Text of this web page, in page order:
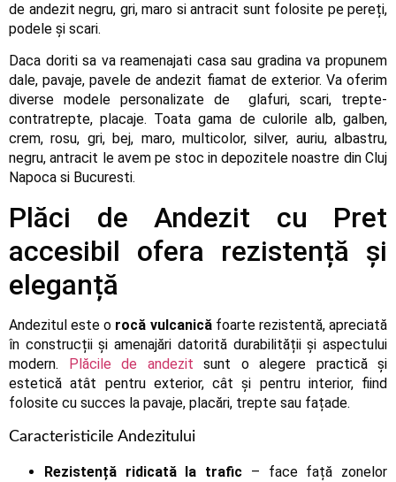
de andezit negru, gri, maro si antracit sunt folosite pe pereți,
podele și scari.
Daca doriti sa va reamenajati casa sau gradina va propunem
dale, pavaje, pavele de andezit fiamat de exterior. Va oferim
diverse modele personalizate de glafuri, scari, trepte-
contratrepte, placaje. Toata gama de culorile alb, galben,
crem, rosu, gri, bej, maro, multicolor, silver, auriu, albastru,
negru, antracit le avem pe stoc in depozitele noastre din Cluj
Napoca si Bucuresti.
Plăci de Andezit cu Pret
accesibil ofera rezistență și
eleganță
Andezitul este o rocă vulcanicăfoarte rezistentă, apreciată
în construcții și amenajări datorită durabilității și aspectului
modern. Plăcile de andezit sunt o alegere practică și
estetică atât pentru exterior, cât și pentru interior, fiind
folosite cu succes la pavaje, placări, trepte sau fațade.
Caracteristicile Andezitului
Rezistență ridicată la trafic – face față zonelor